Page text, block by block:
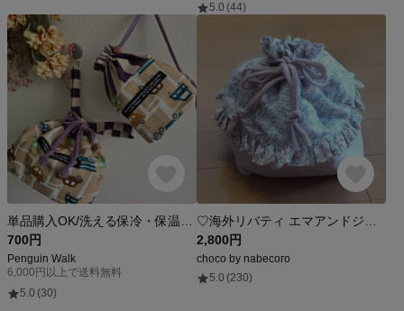
5.0 (44)
700円
Penguin Walk
6,000円以上で送料無料
5.0 (30)
2,800円
choco by nabecoro
5.0 (230)